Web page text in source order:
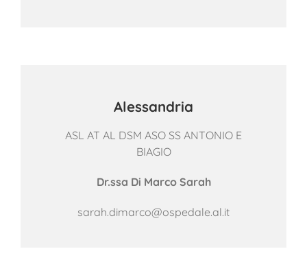
Alessandria
ASL AT AL DSM ASO SS ANTONIO E
BIAGIO
Dr.ssa Di Marco Sarah
sarah.dimarco@ospedale.al.it